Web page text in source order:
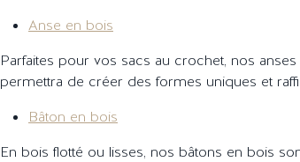
Anse en bois
Parfaites pour vos sacs au crochet, nos
permettra de créer des formes uniques et
Bâton en bois
En bois flotté ou lisses, nos bâtons en bois